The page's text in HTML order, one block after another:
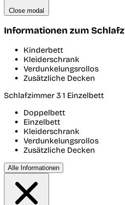
Close modal
Informationen zum
Kinderbett
Kleiderschrank
Verdunkelungsrollos
Zusätzliche Decken
Schlafzimmer 3 1 Einzelbett
Doppelbett
Einzelbett
Kleiderschrank
Verdunkelungsrollos
Zusätzliche Decken
Alle Informationen